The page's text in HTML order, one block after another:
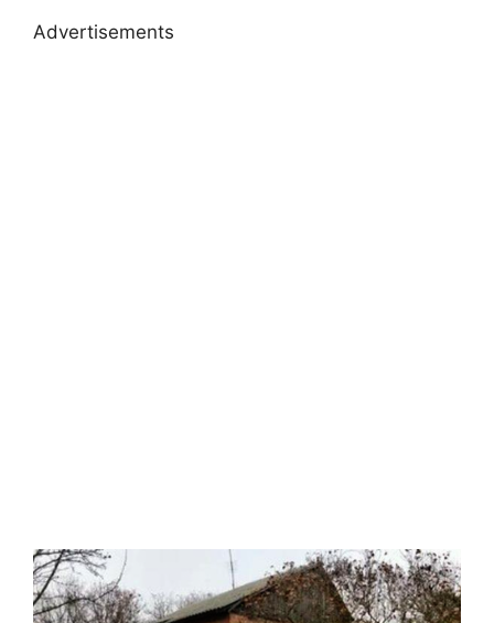
Advertisements